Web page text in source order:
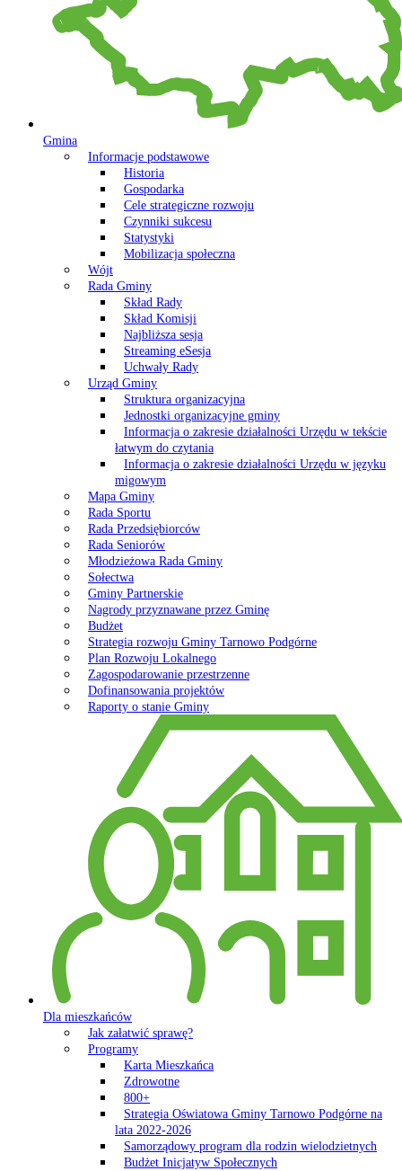
Gmina
Informacje podstawowe
Historia
Gospodarka
Cele strategiczne rozwoju
Czynniki sukcesu
Statystyki
Mobilizacja społeczna
Wójt
Rada Gminy
Skład Rady
Skład Komisji
Najbliższa sesja
Streaming eSesja
Uchwały Rady
Urząd Gminy
Struktura organizacyjna
Jednostki organizacyjne gminy
Informacja o zakresie działalności Urzędu w tekście
łatwym do czytania
Informacja o zakresie działalności Urzędu w języku
migowym
Mapa Gminy
Rada Sportu
Rada Przedsiębiorców
Rada Seniorów
Młodzieżowa Rada Gminy
Sołectwa
Gminy Partnerskie
Nagrody przyznawane przez Gminę
Budżet
Strategia rozwoju Gminy Tarnowo Podgórne
Plan Rozwoju Lokalnego
Zagospodarowanie przestrzenne
Dofinansowania projektów
Raporty o stanie Gminy
Dla mieszkańców
Jak załatwić sprawę?
Programy
Karta Mieszkańca
Zdrowotne
800+
Strategia Oświatowa Gminy Tarnowo Podgórne na
lata 2022-2026
Samorządowy program dla rodzin wielodzietnych
Budżet Inicjatyw Społecznych